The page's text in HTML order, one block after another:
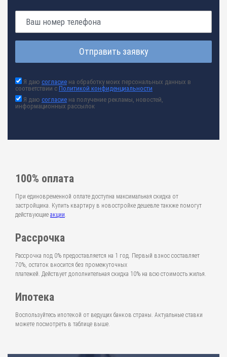
Отправить заявку
Я даю согласие на обработку моих персональных данных в
соответствии с Политикой конфиденциальности
Я даю согласие на получение рекламы, новостей,
информационных рассылок
100% оплата
При единовременной оплате доступна максимальная скидка от
застройщика. Купить квартиру в новостройке дешевле таккже помогут
действующие акции.
Рассрочка
Рассрочка под 0% предоставляется на 1 год. Первый взнос составляет
70%, остаток вносится без промежуточных
платежей. Действует дополнительная скидка 10% на всю стоимость жилья.
Ипотека
Воспользуйтесь ипотекой от ведущих банков страны. Актуальные ставки
можете посмотреть в таблице выше.